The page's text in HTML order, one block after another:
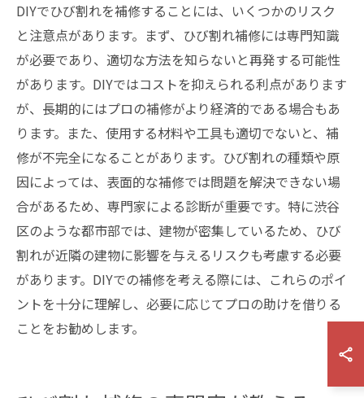
DIYでひび割れを補修することには、いくつかのリスク
と注意点があります。まず、ひび割れ補修には専門知識
が必要であり、適切な方法を知らないと再発する可能性
があります。DIYではコストを抑えられる利点があります
が、長期的にはプロの補修がより経済的である場合もあ
ります。また、使用する材料や工具も適切でないと、補
修が不完全になることがあります。ひび割れの種類や原
因によっては、表面的な補修では問題を解決できない場
合があるため、専門家による診断が重要です。特に渋谷
区のような都市部では、建物が密集しているため、ひび
割れが近隣の建物に影響を与えるリスクも考慮する必要
があります。DIYでの補修を考える際には、これらのポイ
ントを十分に理解し、必要に応じてプロの助けを借りる
ことをお勧めします。